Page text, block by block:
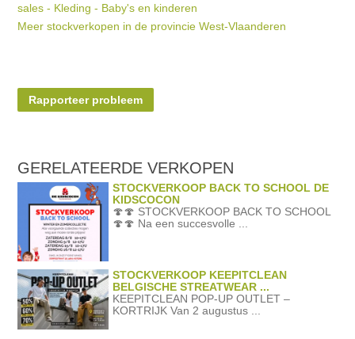
sales - Kleding - Baby's en kinderen
Meer stockverkopen in de provincie West-Vlaanderen
Rapporteer probleem
GERELATEERDEVERKOPEN
STOCKVERKOOP BACK TO SCHOOL DE
KIDSCOCON
🍄🍄 STOCKVERKOOP BACK TO SCHOOL
🍄🍄 Na een succesvolle ...
STOCKVERKOOP KEEPITCLEAN
BELGISCHE STREATWEAR ...
KEEPITCLEAN POP-UP OUTLET –
KORTRIJK Van 2 augustus ...